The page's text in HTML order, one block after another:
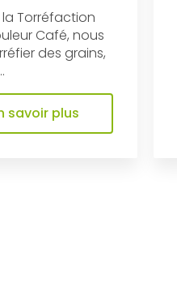
la Torréfaction
Café, nous
des grains,
savoir plus